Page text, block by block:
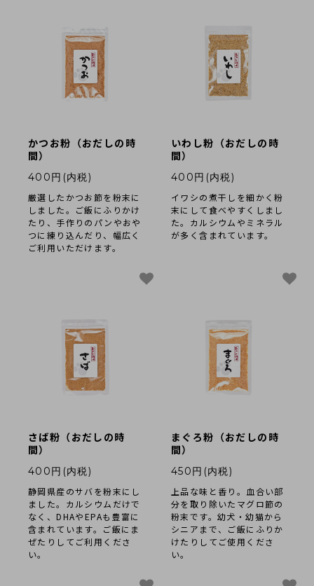
よくあるご質問
お問い合わせ
採用情報
類似商品と不正転売について
特定商取引法に基づく表記
プライバシーポリシー
営業時間 10時-18時/水・日曜定休
かつお粉（おだしの時
間）
400円(内税)
厳選したかつお節を粉末に
しました。ご飯にふりかけ
たり、手作りのパンやおや
つに練り込んだり、幅広く
ご利用いただけます。
いわし粉（おだしの時
間）
400円(内税)
イワシの煮干しを細かく粉
末にして食べやすくしまし
た。カルシウムやミネラル
が多く含まれています。
さば粉（おだしの時
間）
400円(内税)
静岡県産のサバを粉末にし
ました。カルシウムだけで
なく、DHAやEPAも豊富に
含まれています。ご飯にま
ぜたりしてご利用くださ
い。
まぐろ粉（おだしの時
間）
450円(内税)
上品な味と香り。血合い部
分を取り除いたマグロ節の
粉末です。幼犬・幼猫から
シニアまで、ご飯にふりか
けたりしてご使用くださ
い。